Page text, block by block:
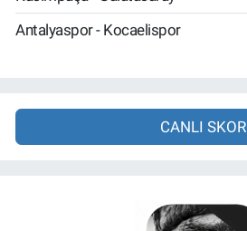
Antalyaspor - Kocaelispor
CANLI SKOR